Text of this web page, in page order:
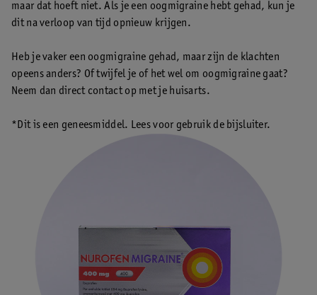
maar dat hoeft niet. Als je een oogmigraine hebt gehad, kun je
dit na verloop van tijd opnieuw krijgen.
Heb je vaker een oogmigraine gehad, maar zijn de klachten
opeens anders? Of twijfel je of het wel om oogmigraine gaat?
Neem dan direct contact op met je huisarts.
*Dit is een geneesmiddel. Lees voor gebruik de bijsluiter.